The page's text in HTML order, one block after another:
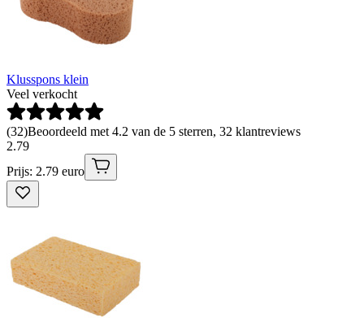
Klusspons klein
Veel verkocht
(32)Beoordeeld met 4.2 van de 5 sterren, 32 klantreviews
2.79
Prijs: 2.79 euro